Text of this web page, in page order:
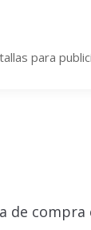
para
de